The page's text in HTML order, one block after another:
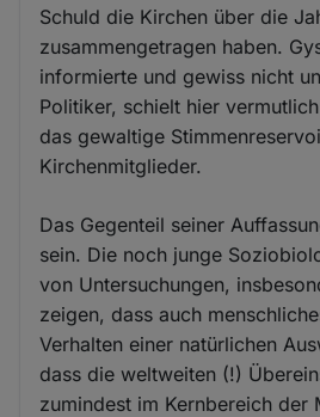
Schuld die Kirchen über die
zusammengetragen haben.
informierte und gewiss nicht
Politiker, schielt hier
das gewaltige
Kirchenmitglieder.
Das Gegenteil seiner
sein. Die noch junge
von Untersuchungen,
zeigen, dass auch
Verhalten einer natürlichen
dass die weltweiten (!)
zumindest im Kernbereich der